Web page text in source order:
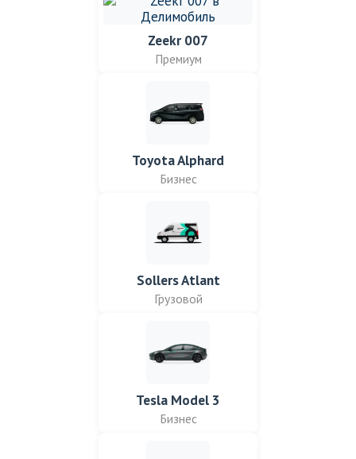
Zeekr 007
Премиум
Toyota Alphard
Бизнес
Sollers Atlant
Грузовой
Tesla Model 3
Бизнес